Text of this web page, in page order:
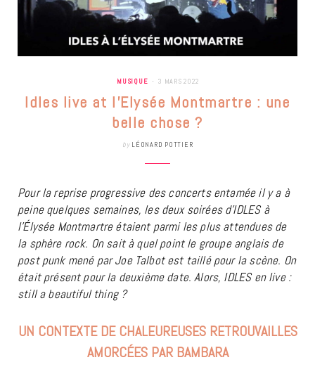
MUSIQUE 3 MARS 2022
Idles live at l’Elysée Montmartre : une
belle chose ?
by LÉONARD POTTIER
Pour la reprise progressive des concerts entamée il y a à
peine quelques semaines, les deux soirées d’IDLES à
l’Élysée Montmartre étaient parmi les plus attendues de
la sphère rock. On sait à quel point le groupe anglais de
post punk mené par Joe Talbot est taillé pour la scène. On
était présent pour la deuxième date. Alors, IDLES en live :
still a beautiful thing ?
UN CONTEXTE DE CHALEUREUSES RETROUVAILLES
AMORCÉES PAR BAMBARA